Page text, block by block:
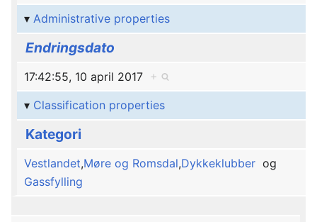
Administrative properties
Endringsdato
17:42:55, 10 april 2017 +
Classification properties
Kategori
Vestlandet,Møre og Romsdal,Dykkeklubberog
Gassfylling